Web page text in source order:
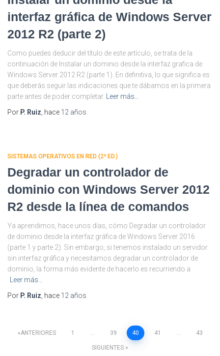
interfaz gráfica de Windows Server
2012 R2 (parte 2)
Como puedes deducir del título de este artículo, se trata de la
continuación de Instalar un dominio desde la interfaz grafica de
Windows Server 2012 R2 (parte 1). En definitiva, lo que significa es
que deberás seguir las indicaciones que te dábamos en la primera
parte antes de poder completar
Leer más…
Por P. Ruiz , hace 12 años
SISTEMAS OPERATIVOS EN RED (2ª ED.)
Degradar un controlador de
dominio con Windows Server 2012
R2 desde la línea de comandos
Ya aprendimos, hace unos días, cómo Degradar un controlador
de dominio desde la interfaz gráfica de Windows Server 2016
(parte 1 y parte 2). Sin embargo, si tenemos instalado un servidor
sin interfaz gráfica y necesitamos degradar un controlador de
dominio, la forma más evidente de hacerlo es recurriendo a
Leer más…
Por P. Ruiz , hace 12 años
Paginación
ANTERIORES 1 … 39 40 41 … 43
SIGUIENTES